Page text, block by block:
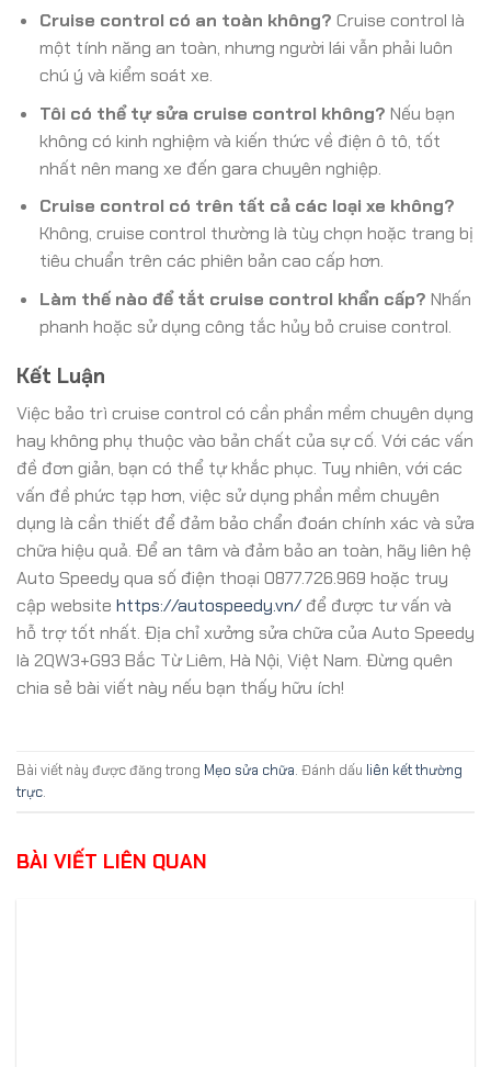
Cruise control có an toàn không? Cruise control là
một tính năng an toàn, nhưng người lái vẫn phải luôn
chú ý và kiểm soát xe.
Tôi có thể tự sửa cruise control không? Nếu bạn
không có kinh nghiệm và kiến thức về điện ô tô, tốt
nhất nên mang xe đến gara chuyên nghiệp.
Cruise control có trên tất cả các loại xe không?
Không, cruise control thường là tùy chọn hoặc trang bị
tiêu chuẩn trên các phiên bản cao cấp hơn.
Làm thế nào để tắt cruise control khẩn cấp? Nhấn
phanh hoặc sử dụng công tắc hủy bỏ cruise control.
Kết Luận
Việc bảo trì cruise control có cần phần mềm chuyên dụng
hay không phụ thuộc vào bản chất của sự cố. Với các vấn
đề đơn giản, bạn có thể tự khắc phục. Tuy nhiên, với các
vấn đề phức tạp hơn, việc sử dụng phần mềm chuyên
dụng là cần thiết để đảm bảo chẩn đoán chính xác và sửa
chữa hiệu quả. Để an tâm và đảm bảo an toàn, hãy liên hệ
Auto Speedy qua số điện thoại 0877.726.969 hoặc truy
cập website https://autospeedy.vn/để được tư vấn và
hỗ trợ tốt nhất. Địa chỉ xưởng sửa chữa của Auto Speedy
là 2QW3+G93 Bắc Từ Liêm, Hà Nội, Việt Nam. Đừng quên
chia sẻ bài viết này nếu bạn thấy hữu ích!
Bài viết này được đăng trong Mẹo sửa chữa. Đánh dấu liên kết thường
trực.
BÀI VIẾT LIÊN QUAN